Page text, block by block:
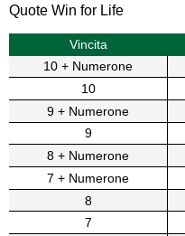
Quote Win for Life
Vincita
10 + Numerone
10
9 + Numerone
9
8 + Numerone
7 + Numerone
8
7